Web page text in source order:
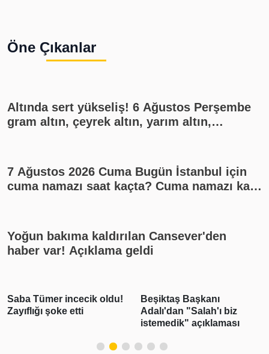
Öne Çıkanlar
Altında sert yükseliş! 6 Ağustos Perşembe
gram altın, çeyrek altın, yarım altın,
7 Ağustos 2026 Cuma Bugün İstanbul için
cuma namazı saat kaçta? Cuma namazı kaç
Yoğun bakıma kaldırılan Cansever'den
haber var! Açıklama geldi
oldu!
Beşiktaş Başkanı
Adalı'dan "Salah'ı biz
istemedik" açıklaması
Emlak
yıl için esas
inşaat maliyet